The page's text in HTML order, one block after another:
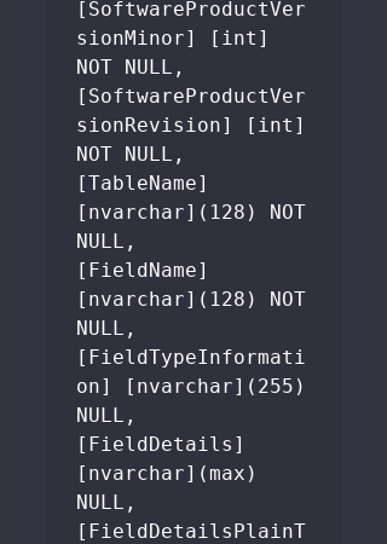
[SoftwareProductVer
sionMinor] [int]
NOT NULL,
[SoftwareProductVer
sionRevision] [int]
NOT NULL,
[TableName]
[nvarchar](128) NOT
NULL,
[FieldName]
[nvarchar](128) NOT
NULL,
[FieldTypeInformati
on] [nvarchar](255)
NULL,
[FieldDetails]
[nvarchar](max)
NULL,
[FieldDetailsPlainT